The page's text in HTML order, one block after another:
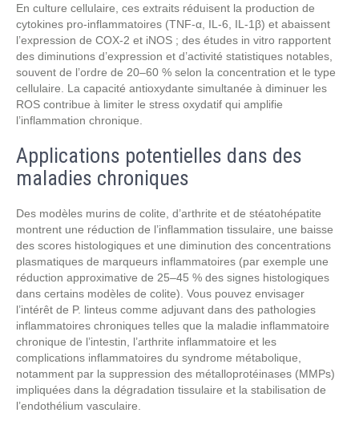
En culture cellulaire, ces extraits réduisent la production de
cytokines pro‑inflammatoires (TNF‑α, IL‑6, IL‑1β) et abaissent
l’expression de COX‑2 et iNOS ; des études in vitro rapportent
des diminutions d’expression et d’activité statistiques notables,
souvent de l’ordre de 20–60 % selon la concentration et le type
cellulaire. La capacité antioxydante simultanée à diminuer les
ROS contribue à limiter le stress oxydatif qui amplifie
l’inflammation chronique.
Applications potentielles dans des
maladies chroniques
Des modèles murins de colite, d’arthrite et de stéatohépatite
montrent une réduction de l’inflammation tissulaire, une baisse
des scores histologiques et une diminution des concentrations
plasmatiques de marqueurs inflammatoires (par exemple une
réduction approximative de 25–45 % des signes histologiques
dans certains modèles de colite). Vous pouvez envisager
l’intérêt de P. linteus comme adjuvant dans des pathologies
inflammatoires chroniques telles que la maladie inflammatoire
chronique de l’intestin, l’arthrite inflammatoire et les
complications inflammatoires du syndrome métabolique,
notamment par la suppression des métalloprotéinases (MMPs)
impliquées dans la dégradation tissulaire et la stabilisation de
l’endothélium vasculaire.